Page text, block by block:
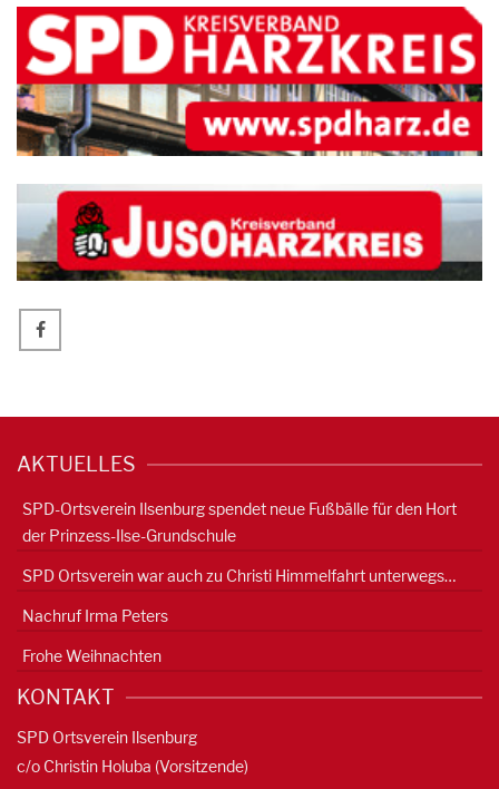
AKTUELLES
SPD-Ortsverein Ilsenburg spendet neue Fußbälle für den Hort
der Prinzess-Ilse-Grundschule
SPD Ortsverein war auch zu Christi Himmelfahrt unterwegs…
Nachruf Irma Peters
Frohe Weihnachten
KONTAKT
SPD Ortsverein Ilsenburg
c/o Christin Holuba (Vorsitzende)